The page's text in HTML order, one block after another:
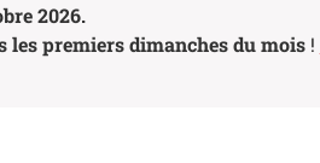
2026.
les premiers dimanches du mois !